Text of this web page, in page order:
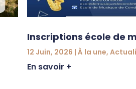
Inscriptions école de
12 Juin, 2026 | À la une,
En savoir +